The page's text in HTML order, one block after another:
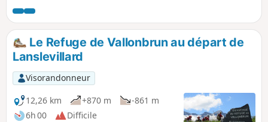
pourront trouver les fraises des bois et des
framboises. Le parcours est parsemé de
panneaux informatifs sur la vie du village.
Le Refuge de Vallonbrun au départ de
Lanslevillard
Visorandonneur
12,26 km
+870 m
-861 m
6h 00
Difficile